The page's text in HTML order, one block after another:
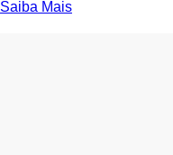
Saiba Mais